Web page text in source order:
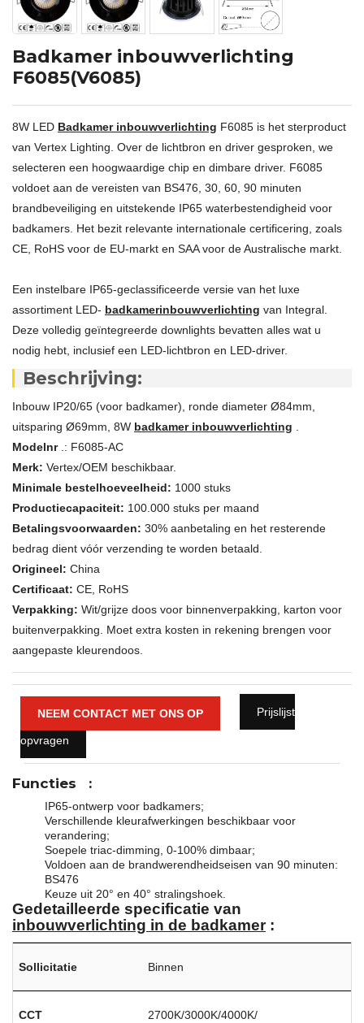
Badkamer inbouwverlichting
F6085(V6085)
8W LED Badkamer inbouwverlichting F6085 is het sterproduct
van Vertex Lighting. Over de lichtbron en driver gesproken, we
selecteren een hoogwaardige chip en dimbare driver. F6085
voldoet aan de vereisten van BS476, 30, 60, 90 minuten
brandbeveiliging en uitstekende IP65 waterbestendigheid voor
badkamers. Het bezit relevante internationale certificering, zoals
CE, RoHS voor de EU-markt en SAA voor de Australische markt.
Een instelbare IP65-geclassificeerde versie van het luxe
assortiment LED- badkamerinbouwverlichting van Integral.
Deze volledig geïntegreerde downlights bevatten alles wat u
nodig hebt, inclusief een LED-lichtbron en LED-driver.
Beschrijving:
Inbouw IP20/65 (voor badkamer), ronde diameter Ø84mm,
uitsparing Ø69mm, 8W badkamer inbouwverlichting
Modelnr.: F6085-AC
Merk: Vertex/OEM beschikbaar.
Minimale bestelhoeveelheid: 1000 stuks
Productiecapaciteit: 100.000 stuks per maand
Betalingsvoorwaarden: 30% aanbetaling en het resterende
bedrag dient vóór verzending te worden betaald.
Origineel: China
Certificaat: CE, RoHS
Verpakking: Wit/grijze doos voor binnenverpakking, karton voor
buitenverpakking. Moet extra kosten in rekening brengen voor
aangepaste kleurendoos.
NEEM CONTACT MET ONS OP Prijslijst
opvragen
Functies :
IP65-ontwerp voor badkamers;
Verschillende kleurafwerkingen beschikbaar voor
verandering;
Soepele triac-dimming, 0-100% dimbaar;
Voldoen aan de brandwerendheidseisen van 90 minuten:
BS476
Keuze uit 20° en 40° stralingshoek.
Gedetailleerde specificatie van
inbouwverlichting in de badkamer:
Sollicitatie Binnen
CCT
2700K/3000K/4000K/